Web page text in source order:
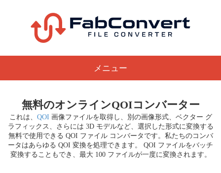
メニュー
無料のオンラインQOIコンバーター
これは、 QOI 画像ファイルを取得し、別の画像形式、ベクター グ
ラフィックス、さらには 3D モデルなど、選択した形式に変換する
無料で使用できる QOI ファイル コンバータです。私たちのコンバ
ータはあらゆる QOI 変換を処理できます。 QOI ファイルをバッチ
変換することもでき、最大 100 ファイルが一度に変換されます。